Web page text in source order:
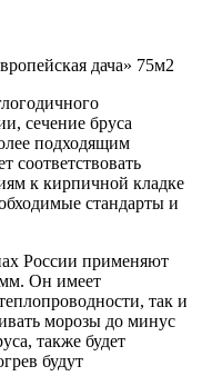
дача» 75м2
сечение бруса
подходящим
соответствовать
к кирпичной кладке
стандарты и
России применяют
Он имеет
так и
морозы до минус
также будет
будут